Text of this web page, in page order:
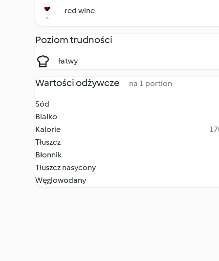
red wine
Poziom trudności
łatwy
Wartości odżywcze na 1 portion
Sód
Białko
Kalorie
Tłuszcz
Błonnik
Tłuszcz nasycony
Węglowodany